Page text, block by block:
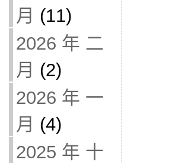
月 (11)
2026 年 二
月 (2)
2026 年 一
月 (4)
2025 年 十